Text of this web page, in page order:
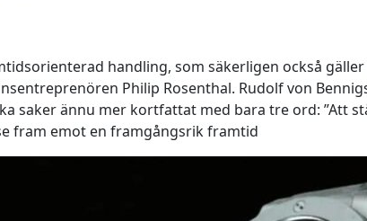
handling, som säkerligen också gäller
Philip Rosenthal. Rudolf von
saker ännu mer kortfattat med bara tre ord: ”Att
fram emot en framgångsrik framtid